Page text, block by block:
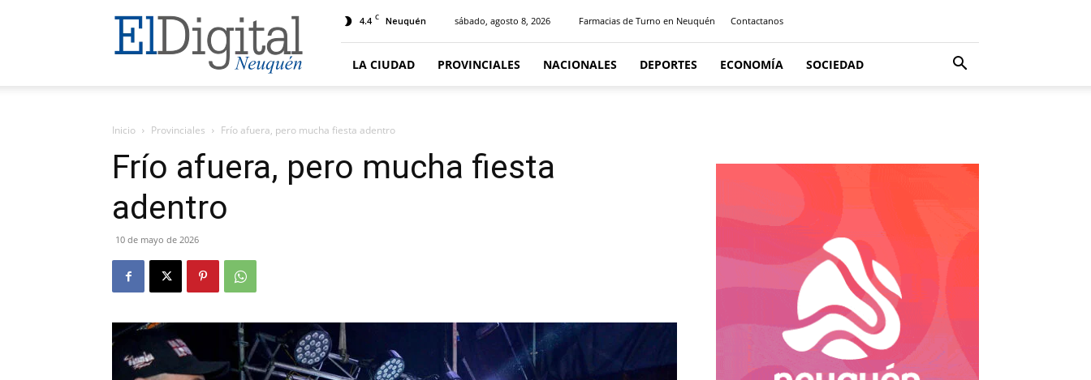
El
Digital
Neuquen
4.4 C Neuquén sábado, agosto 8, 2026 Farmacias de Turno en Neuquén Contactanos
LA CIUDAD PROVINCIALES NACIONALES DEPORTES ECONOMÍA SOCIEDAD
Inicio Provinciales Frío afuera, pero mucha fiesta adentro
Frío afuera, pero mucha fiesta
adentro
10 de mayo de 2026